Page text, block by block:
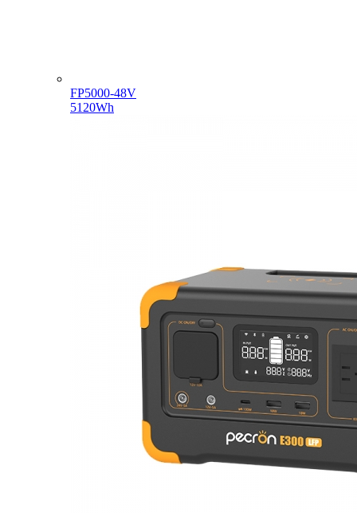
FP5000-48V
5120Wh